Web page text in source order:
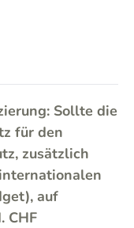
Sollte die
für den
zusätzlich
auf
CHF